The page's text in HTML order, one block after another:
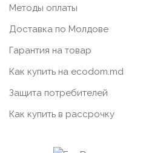
Методы оплаты
Доставка по Молдове
Гарантия на товар
Как купить на ecodom.md
Защита потребителей
Как купить в рассрочку